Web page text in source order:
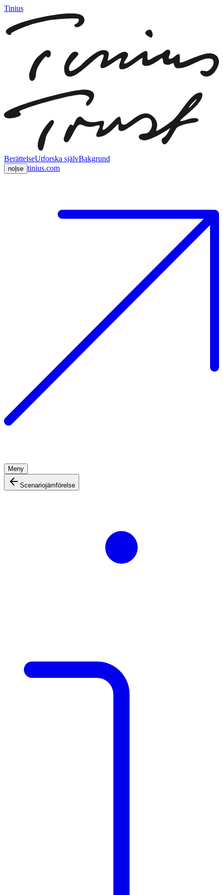
Tinius
BerättelseUtforska självBakgrund
no|se tinius.com
Meny
Scenariojämförelse